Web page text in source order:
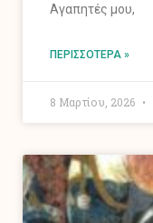
Αγαπητές μου,
ΠΕΡΙΣΣΌΤΕΡΑ »
8 Μαρτίου, 2026